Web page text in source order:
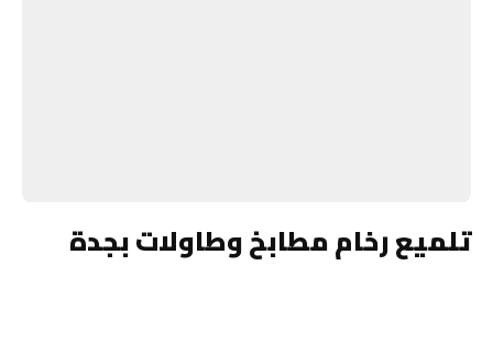
تلميع رخام مطابخ وطاولات بجدة